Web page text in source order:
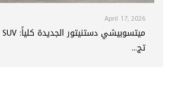
April 17, 2026
تج...